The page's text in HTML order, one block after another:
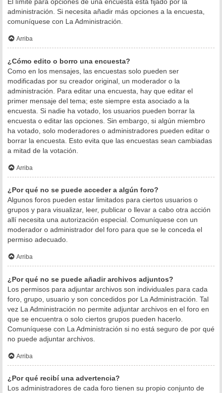
administración. Si necesita añadir más opciones a la encuesta,
comuníquese con La Administración.
Arriba
¿Cómo edito o borro una encuesta?
Como en los mensajes, las encuestas solo pueden ser
modificadas por su creador original, un moderador o la
administración. Para editar una encuesta, hay que editar el
primer mensaje del tema; este siempre esta asociado a la
encuesta. Si nadie ha votado, los usuarios pueden borrar la
encuesta o editar las opciones. Sin embargo, si algún miembro
ha votado, solo moderadores o administradores pueden editar o
borrar la encuesta. Esto evita que las encuestas sean cambiadas
a mitad de la votación.
Arriba
¿Por qué no se puede acceder a algún foro?
Algunos foros pueden estar limitados para ciertos usuarios o
grupos y para visualizar, leer, publicar o llevar a cabo otra acción
allí necesita una autorización especial. Comuníquese con un
moderador o administrador del foro para que se le conceda el
permiso adecuado.
Arriba
¿Por qué no se puede añadir archivos adjuntos?
Los permisos para adjuntar archivos son individuales para cada
foro, grupo, usuario y son concedidos por La Administración. Tal
vez La Administración no permite adjuntar archivos en el foro en
que se encuentra o solo ciertos grupos pueden hacerlo.
Comuníquese con La Administración si no está seguro de por qué
no puede adjuntar archivos.
Arriba
¿Por qué recibí una advertencia?
Los administradores de cada foro tienen su propio conjunto de